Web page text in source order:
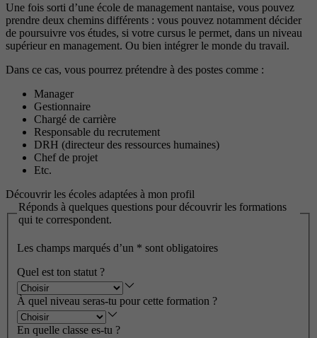
Une fois sorti d’une école de management nantaise, vous pouvez
prendre deux chemins différents : vous pouvez notamment décider
de poursuivre vos études, si votre cursus le permet, dans un niveau
supérieur en management. Ou bien intégrer le monde du travail.
Dans ce cas, vous pourrez prétendre à des postes comme :
Manager
Gestionnaire
Chargé de carrière
Responsable du recrutement
DRH (directeur des ressources humaines)
Chef de projet
Etc.
Découvrir les écoles adaptées à mon profil
Réponds à quelques questions pour découvrir les formations
qui te correspondent.
Les champs marqués d’un * sont obligatoires
Quel est ton statut ?
À quel niveau seras-tu pour cette formation ?
En quelle classe es-tu ?